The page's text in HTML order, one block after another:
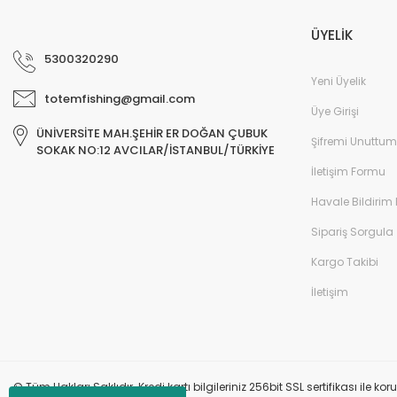
5300320290
totemfishing@gmail.com
ÜNİVERSİTE MAH.ŞEHİR ER DOĞAN ÇUBUK
SOKAK NO:12 AVCILAR/İSTANBUL/TÜRKİYE
ÜYELİK
Yeni Üyelik
Üye Girişi
Şifremi Unuttum
İletişim Formu
Havale Bildirim
Sipariş Sorgula
Kargo Takibi
İletişim
© Tüm Hakları Saklıdır. Kredi kartı bilgileriniz 256bit SSL sertifikası ile